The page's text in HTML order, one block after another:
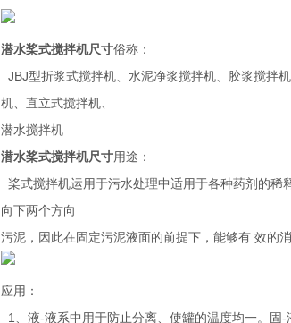
潜水桨式搅拌机尺寸俗称：
JBJ型折浆式搅拌机、水泥净浆搅拌机、胶浆搅拌
机、直立式搅拌机、
潜水搅拌机
潜水桨式搅拌机尺寸用途：
桨式搅拌机运用于污水处理中适用于各种药剂的
向下两个方向
污泥，因此在固定污泥液面的前提下，能够有 效的
应用：
1、液-液系中用于防止分离、使罐的温度均一。固-